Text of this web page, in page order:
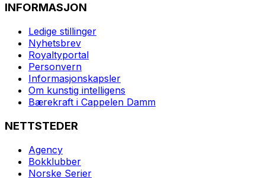
INFORMASJON
Ledige stillinger
Nyhetsbrev
Royaltyportal
Personvern
Informasjonskapsler
Om kunstig intelligens
Bærekraft i Cappelen Damm
NETTSTEDER
Agency
Bokklubber
Norske Serier